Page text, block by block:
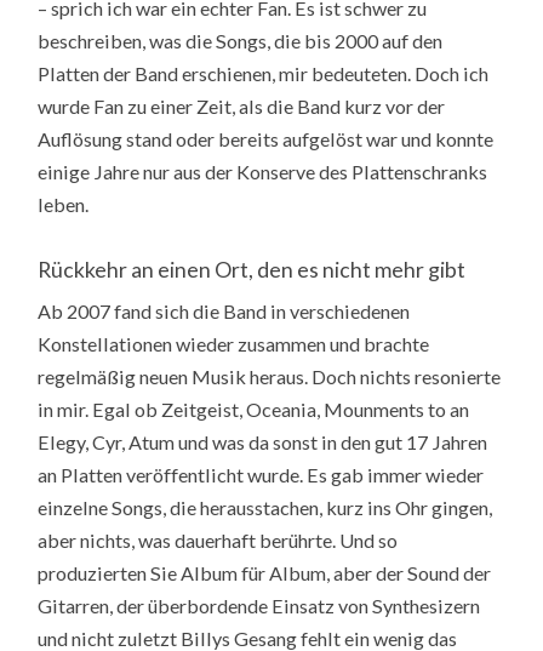
– sprich ich war ein echter Fan. Es ist schwer zu
beschreiben, was die Songs, die bis 2000 auf den
Platten der Band erschienen, mir bedeuteten. Doch ich
wurde Fan zu einer Zeit, als die Band kurz vor der
Auflösung stand oder bereits aufgelöst war und konnte
einige Jahre nur aus der Konserve des Plattenschranks
leben.
Rückkehr an einen Ort, den es nicht mehr gibt
Ab 2007 fand sich die Band in verschiedenen
Konstellationen wieder zusammen und brachte
regelmäßig neuen Musik heraus. Doch nichts resonierte
in mir. Egal ob Zeitgeist, Oceania, Mounments to an
Elegy, Cyr, Atum und was da sonst in den gut 17 Jahren
an Platten veröffentlicht wurde. Es gab immer wieder
einzelne Songs, die herausstachen, kurz ins Ohr gingen,
aber nichts, was dauerhaft berührte. Und so
produzierten Sie Album für Album, aber der Sound der
Gitarren, der überbordende Einsatz von Synthesizern
und nicht zuletzt Billys Gesang fehlt ein wenig das